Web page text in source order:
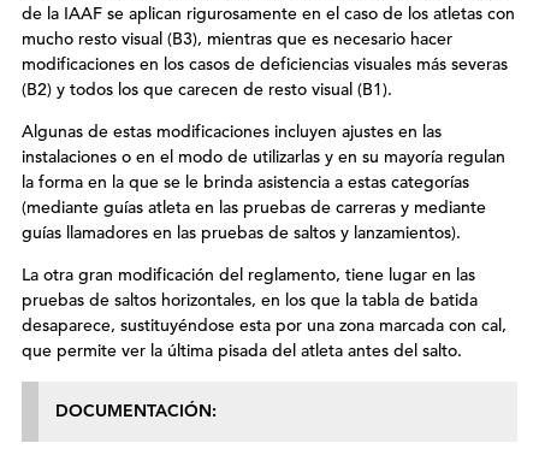
de la IAAF se aplican rigurosamente en el caso de los atletas con
mucho resto visual (B3), mientras que es necesario hacer
modificaciones en los casos de deficiencias visuales más severas
(B2) y todos los que carecen de resto visual (B1).
Algunas de estas modificaciones incluyen ajustes en las
instalaciones o en el modo de utilizarlas y en su mayoría regulan
la forma en la que se le brinda asistencia a estas categorías
(mediante guías atleta en las pruebas de carreras y mediante
guías llamadores en las pruebas de saltos y lanzamientos).
La otra gran modificación del reglamento, tiene lugar en las
pruebas de saltos horizontales, en los que la tabla de batida
desaparece, sustituyéndose esta por una zona marcada con cal,
que permite ver la última pisada del atleta antes del salto.
DOCUMENTACIÓN: